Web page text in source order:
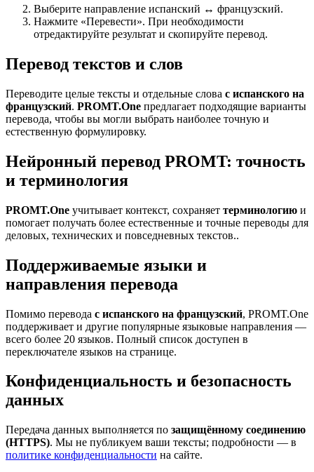
Выберите направление испанский ↔ французский.
Нажмите «Перевести». При необходимости
отредактируйте результат и скопируйте перевод.
Перевод текстов и слов
Переводите целые тексты и отдельные слова с испанского на
французский. PROMT.One предлагает подходящие варианты
перевода, чтобы вы могли выбрать наиболее точную и
естественную формулировку.
Нейронный перевод PROMT: точность
и терминология
PROMT.One учитывает контекст, сохраняет терминологию и
помогает получать более естественные и точные переводы для
деловых, технических и повседневных текстов..
Поддерживаемые языки и
направления перевода
Помимо перевода с испанского на французский, PROMT.One
поддерживает и другие популярные языковые направления —
всего более 20 языков. Полный список доступен в
переключателе языков на странице.
Конфиденциальность и безопасность
данных
Передача данных выполняется по защищённому соединению
(HTTPS). Мы не публикуем ваши тексты; подробности — в
политике конфиденциальности на сайте.